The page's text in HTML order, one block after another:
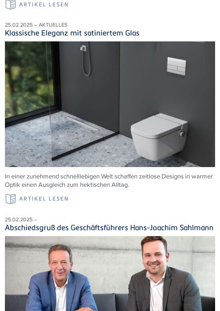
ARTIKEL LESEN
25.02.2025 – AKTUELLES
Klassische Eleganz mit satiniertem Glas
In einer zunehmend schnelllebigen Welt schaffen zeitlose Designs in warmer
Optik einen Ausgleich zum hektischen Alltag.
ARTIKEL LESEN
25.02.2025 –
Abschiedsgruß des Geschäftsführers Hans-Joachim Sahlmann